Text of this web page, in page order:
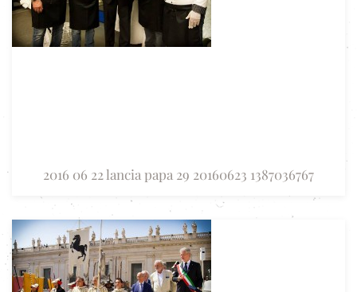
2016 06 22 lancia papa 29 20160623 1387036767